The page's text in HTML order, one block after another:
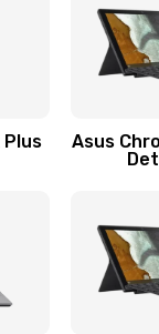
аккумулятора
Plus
Asus